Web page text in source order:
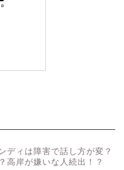
ディは障害で話し方が変？
高岸が嫌いな人続出！？